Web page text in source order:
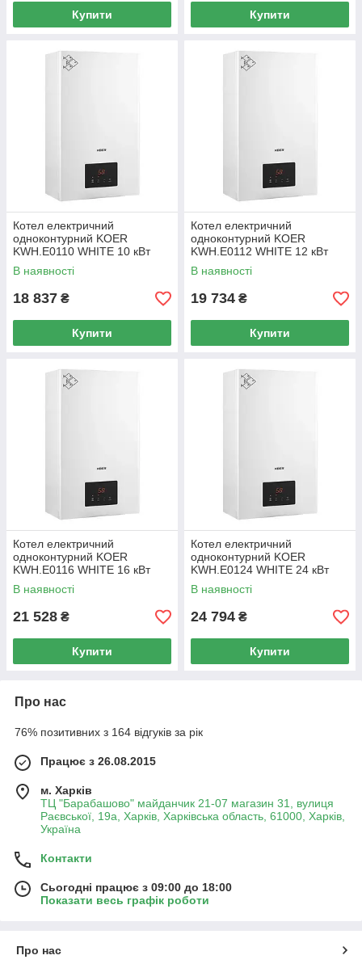
Купити Купити
Котел електричний
одноконтурний KOER
KWH.E0110 WHITE 10 кВт
колір білий (KR5560)
В наявності
18 837 ₴
Купити
Котел електричний
одноконтурний KOER
KWH.E0112 WHITE 12 кВт
колір білий (KR5561)
В наявності
19 734 ₴
Купити
Котел електричний
одноконтурний KOER
KWH.E0116 WHITE 16 кВт
колір білий (KR5562)
В наявності
21 528 ₴
Купити
Котел електричний
одноконтурний KOER
KWH.E0124 WHITE 24 кВт
колір білий (KR5563)
В наявності
24 794 ₴
Купити
Про нас
76% позитивних з 164 відгуків за рік
Працює з 26.08.2015
м. Харків
ТЦ "Барабашово" майданчик 21-07 магазин 31, вулиця
Раєвської, 19а, Харків, Харківська область, 61000, Харків,
Україна
Контакти
Сьогодні працює з 09:00 до 18:00
Показати весь графік роботи
Про нас